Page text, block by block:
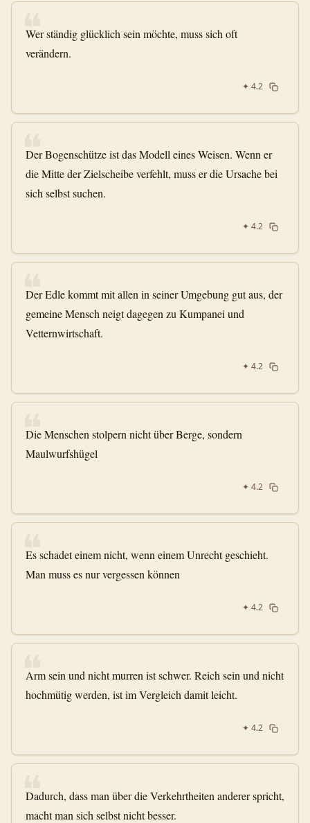
❝
Wer ständig glücklich sein möchte, muss sich oft
verändern.
✦ 4.2
❝
Der Bogenschütze ist das Modell eines Weisen. Wenn er
die Mitte der Zielscheibe verfehlt, muss er die Ursache bei
sich selbst suchen.
✦ 4.2
❝
Der Edle kommt mit allen in seiner Umgebung gut aus, der
gemeine Mensch neigt dagegen zu Kumpanei und
Vetternwirtschaft.
✦ 4.2
❝
Die Menschen stolpern nicht über Berge, sondern
Maulwurfshügel
✦ 4.2
❝
Es schadet einem nicht, wenn einem Unrecht geschieht.
Man muss es nur vergessen können
✦ 4.2
❝
Arm sein und nicht murren ist schwer. Reich sein und nicht
hochmütig werden, ist im Vergleich damit leicht.
✦ 4.2
❝
Dadurch, dass man über die Verkehrtheiten anderer spricht,
macht man sich selbst nicht besser.